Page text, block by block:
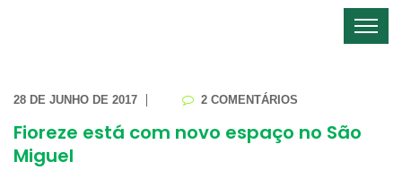
28 DE JUNHO DE 2017 2 COMENTÁRIOS
Fioreze está com novo espaço no São
Miguel